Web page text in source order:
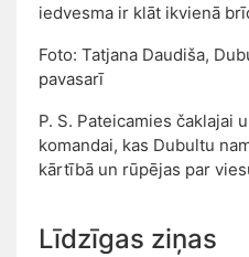
iedvesma ir klāt ikvienā
Foto: Tatjana Daudiša,
pavasarī
P. S. Pateicamies čaklajai
komandai, kas Dubultu
kārtībā un rūpējas par
Līdzīgas ziņas